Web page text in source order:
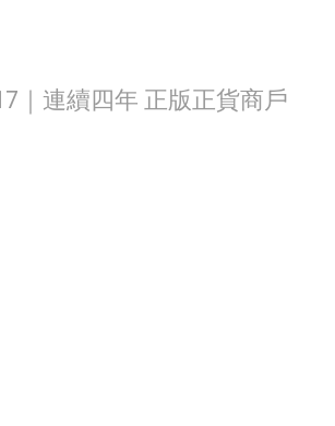
｜連續四年 正版正貨商戶